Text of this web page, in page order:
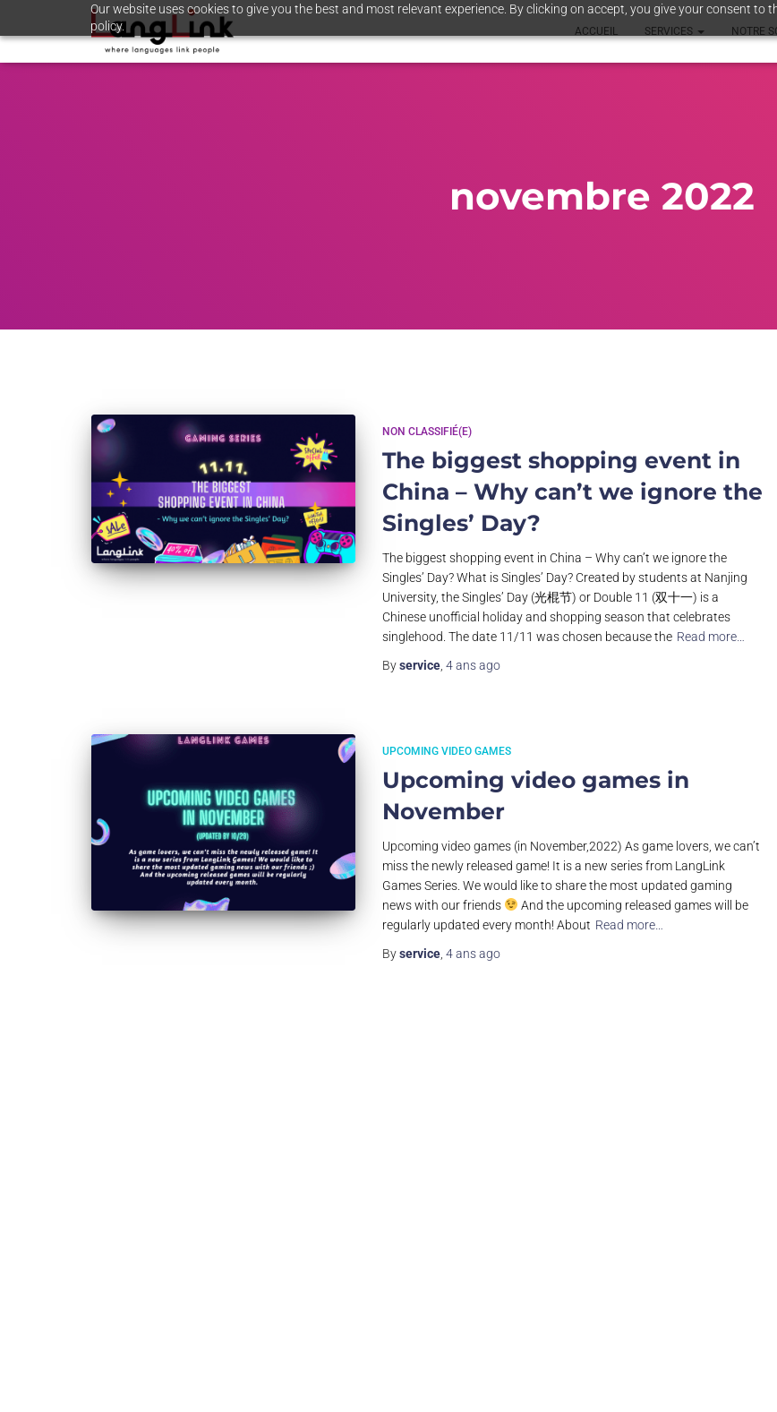
Our website uses cookies to give you the best and most relevant experience. By clicking on accept, you give your consent to
policy.
ACCUEIL SERVICES NOTRE
novembre 2022
NON CLASSIFIÉ(E)
The biggest shopping event in
China – Why can’t we ignore the
Singles’ Day?
The biggest shopping event in China – Why can’t we ignore the
Singles’ Day? What is Singles’ Day? Created by students at Nanjing
University, the Singles’ Day (光棍节) or Double 11 (双十一) is a
Chinese unofficial holiday and shopping season that celebrates
singlehood. The date 11/11 was chosen because the Read more…
Byservice 4 ansago
UPCOMING VIDEO GAMES
Upcoming video games in
November
Upcoming video games (in November,2022) As game lovers, we can’t
miss the newly released game! It is a new series from LangLink
Games Series. We would like to share the most updated gaming
news with our friends
And the upcoming released games will be
regularly updated every month! About Read more…
Byservice 4 ansago